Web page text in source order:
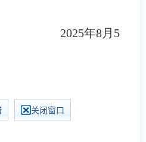
8月5
关闭窗口